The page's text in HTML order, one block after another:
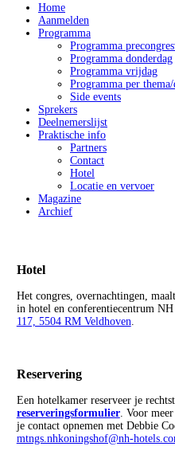
Home
Aanmelden
Programma
Programma
Programma donderdag
Programma vrijdag
Programma per
Side events
Sprekers
Deelnemerslijst
Praktische info
Partners
Contact
Hotel
Locatie en vervoer
Magazine
Archief
Hotel
Het congres, overnachtingen,
in hotel en conferentiecentrum
117, 5504 RM Veldhoven
Reservering
Een hotelkamer reserveer je
reserveringsformulier. Voor
je contact opnemen met Debbie
mtngs.nhkoningshof@nh-